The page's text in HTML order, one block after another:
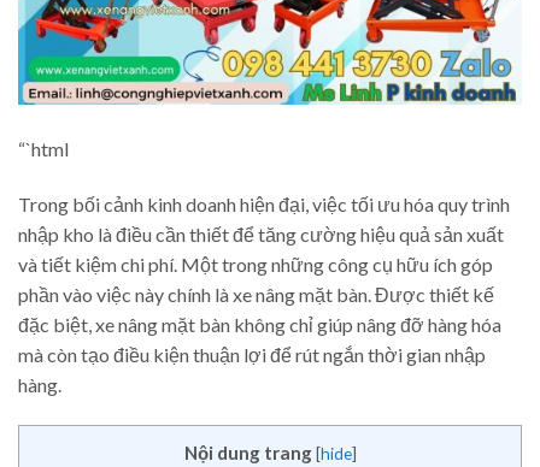
“`html
Trong bối cảnh kinh doanh hiện đại, việc tối ưu hóa quy trình
nhập kho là điều cần thiết để tăng cường hiệu quả sản xuất
và tiết kiệm chi phí. Một trong những công cụ hữu ích góp
phần vào việc này chính là xe nâng mặt bàn. Được thiết kế
đặc biệt, xe nâng mặt bàn không chỉ giúp nâng đỡ hàng hóa
mà còn tạo điều kiện thuận lợi để rút ngắn thời gian nhập
hàng.
Nội dung trang [hide]